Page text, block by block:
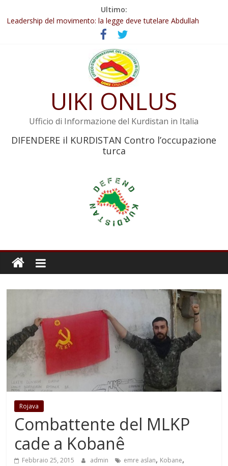
Ultimo:
Abdullah Öcalan: Le legge negativa deve essere trasformata in
Leadership del movimento: la legge deve tutelare Abdullah
Öcalan e l’intero movimento
Commissione donne del KNK: Şengal è di nuovo sotto minaccia
Non tenere conto della situazione di Rêber Apo ostacolerebbe
Il KNK chiede un’azione internazionale contro i crimini di guerra
UIKI ONLUS
Ufficio di Informazione del Kurdistan in Italia
DIFENDERE il KURDISTAN Contro l’occupazione
turca
Rojava
Combattente del MLKP
cade a Kobanê
Febbraio 25, 2015 admin emre aslan, Kobane,